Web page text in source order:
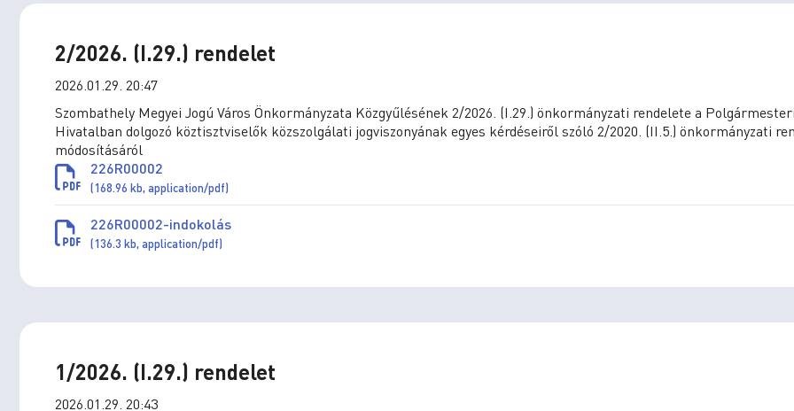
2/2026. (I.29.) rendelet
2026.01.29. 20:47
Szombathely Megyei Jogú Város Önkormányzata Közgyűlésének 2/2026. (I.29.) önkormányzati rendelete a
Hivatalban dolgozó köztisztviselők közszolgálati jogviszonyának egyes kérdéseiről szóló 2/2020. (II.5.) önkormányzati
módosításáról
226R00002
(168.96 kb, application/pdf)
226R00002-indokolás
(136.3 kb, application/pdf)
1/2026. (I.29.) rendelet
2026.01.29. 20:43